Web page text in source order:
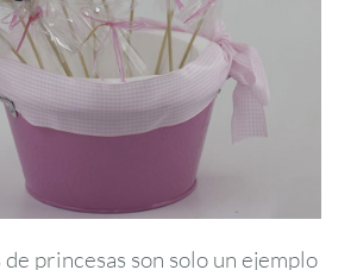
princesas son solo un ejemplo